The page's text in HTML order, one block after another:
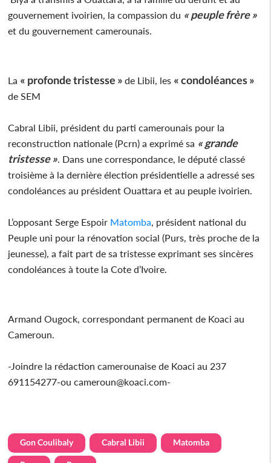
gouvernement ivoirien, la compassion du « peuple frère »
et du gouvernement camerounais.
La « profonde tristesse »de Libii, les « condoléances »
de SEM
Cabral Libii, président du parti camerounais pour la
reconstruction nationale (Pcrn) a exprimé sa « grande
tristesse » . Dans une correspondance, le député classé
troisième à la dernière élection présidentielle a adressé ses
condoléances au président Ouattara et au peuple ivoirien.
L’opposant Serge Espoir Matomba , président national du
Peuple uni pour la rénovation social (Purs, très proche de la
jeunesse), a fait part de sa tristesse exprimant ses sincères
condoléances à toute la Cote d’Ivoire.
Armand Ougock, correspondant permanent de Koaci au
Cameroun.
-Joindre la rédaction camerounaise de Koaci au 237
691154277-ou cameroun@koaci.com-
Gon Coulibaly Cabral Libii Matomba